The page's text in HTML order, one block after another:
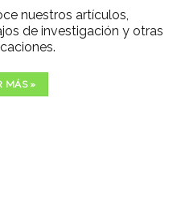
nuestros artículos,
de investigación y otras
MÁS »